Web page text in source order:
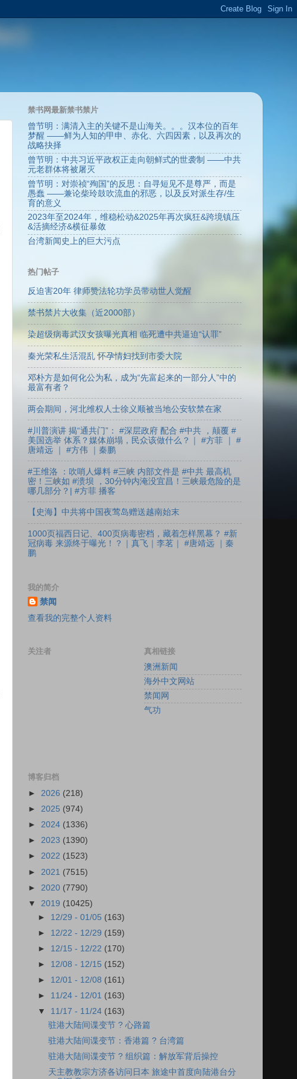
禁书网最新禁书禁片
曾节明：满清入主的关键不是山海关。。。汉本位的百年
梦醒 ——鲜为人知的甲申、赤化、六四因素，以及再次的
战略抉择
曾节明：中共习近平政权正走向朝鲜式的世袭制 ——中共
元老群体将被屠灭
曾节明：对崇祯“殉国”的反思：自寻短见不是尊严，而是
愚蠢 ——兼论柴玲鼓吹流血的邪恶，以及反对派生存/生
育的意义
2023年至2024年，维稳松动&2025年再次疯狂&跨境镇压
&活摘经济&横征暴敛
台湾新闻史上的巨大污点
热门帖子
反迫害20年 律师赞法轮功学员带动世人觉醒
禁书禁片大收集（近2000部）
染超级病毒武汉女孩曝光真相 临死遭中共逼迫“认罪”
秦光荣私生活混乱 怀孕情妇找到市委大院
邓朴方是如何化公为私，成为“先富起来的一部分人”中的
最富有者？
两会期间，河北维权人士徐义顺被当地公安软禁在家
#川普演讲 揭“通共门”： #深层政府 配合 #中共 ，颠覆 #
美国选举 体系？媒体崩塌，民众该做什么？｜ #方菲 ｜ #
唐靖远 ｜ #方伟 ｜秦鹏
#王维洛 ：吹哨人爆料 #三峡 内部文件是 #中共 最高机
密！三峡如 #溃坝 ，30分钟内淹没宜昌！三峡最危险的是
哪几部分？| #方菲 播客
【史海】中共将中国夜莺岛赠送越南始末
1000页福西日记、400页病毒密档，藏着怎样黑幕？ #新
冠病毒 来源终于曝光！？｜真飞｜李茗｜ #唐靖远 ｜秦
鹏
我的简介
禁闻
查看我的完整个人资料
关注者
真相链接
澳洲新闻
海外中文网站
禁闻网
气功
博客归档
► 2026 (218)
► 2025 (974)
► 2024 (1336)
► 2023 (1390)
► 2022 (1523)
► 2021 (7515)
► 2020 (7790)
▼ 2019 (10425)
► 12/29 - 01/05 (163)
► 12/22 - 12/29 (159)
► 12/15 - 12/22 (170)
► 12/08 - 12/15 (152)
► 12/01 - 12/08 (161)
► 11/24 - 12/01 (163)
▼ 11/17 - 11/24 (163)
驻港大陆间谍变节 ? 心路篇
驻港大陆间谍变节：香港篇 ? 台湾篇
驻港大陆间谍变节 ? 组织篇：解放军背后操控
天主教教宗方济各访问日本 旅途中首度向陆港台分